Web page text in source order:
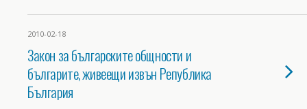
2010-02-18
Закон за българските общности и
българите, живеещи извън Република
България